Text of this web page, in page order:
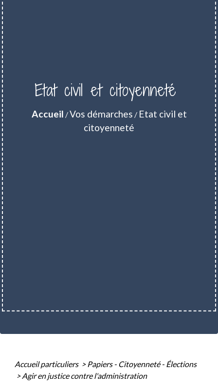
Etat civil et citoyenneté
Accueil /Vos démarches / Etat civil et
citoyenneté
Accueil particuliers > Papiers - Citoyenneté - Élections
> Agir en justice contre l'administration